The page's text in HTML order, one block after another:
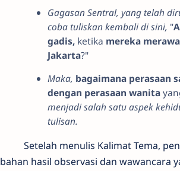
Gagasan Sentral, yang telah
coba tuliskan kembali di sini, "
gadis, ketika mereka
Jakarta?"
Maka, bagaimana perasaan
dengan perasaan wanita
menjadi salah satu aspek
tulisan.
Setelah menulis Kalimat Tema,
bahan hasil observasi dan wawancara